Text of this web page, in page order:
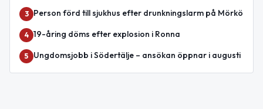
3 Person förd till sjukhus efter drunkningslarm på Mörkö
4 19-åring döms efter explosion i Ronna
5 Ungdomsjobb i Södertälje – ansökan öppnar i augusti